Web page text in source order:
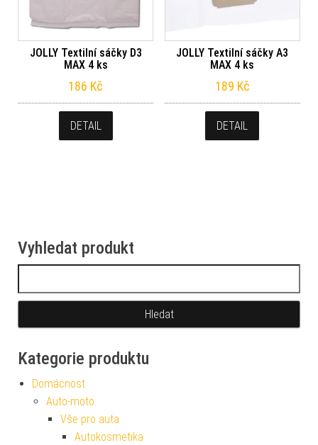
JOLLY Textilní sáčky D3
MAX 4 ks
186 Kč
DETAIL
JOLLY Textilní sáčky A3
MAX 4 ks
189 Kč
DETAIL
Vyhledat produkt
Kategorie produktu
Domácnost
Auto-moto
Vše pro auta
Autokosmetika